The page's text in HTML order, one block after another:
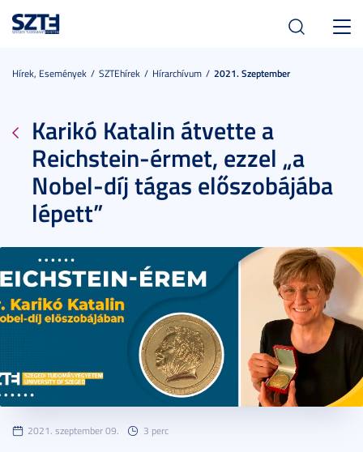
Hírek, Események SZTEhírek Hírarchívum 2021. Szeptember
Karikó Katalin átvette a
Reichstein-érmet, ezzel „a
Nobel-díj tágas előszobájába
lépett”
2021. szeptember 09. 3 perc